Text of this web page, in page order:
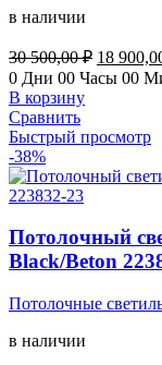
в наличии
30 500,00₽
цена
500,00 ₽.
18
0 Дни 00 Часы 00
В корзину
Сравнить
Быстрый просмотр
-38%
Потолочный
Black/Beton
Потолочные
в наличии